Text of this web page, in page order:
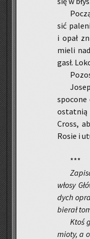
sić
i opał
mieli
gasł.
spo­co­ne
ostat­nią
Cross,
Rosie i
***
wło­sy
dych
bie­rał
Ktoś
mio­ty, a